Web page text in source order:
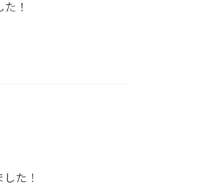
！
た！